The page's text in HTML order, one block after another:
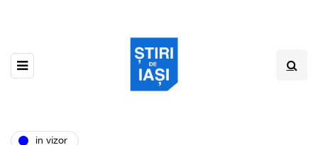
in vizor